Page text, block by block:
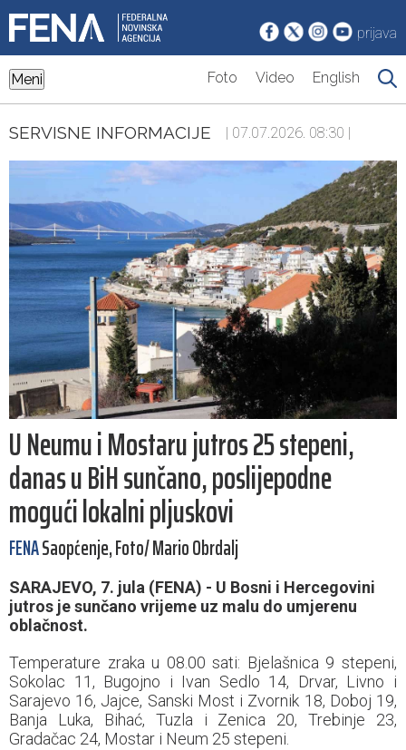
prijava
Meni Foto Video English
SERVISNE INFORMACIJE | 07.07.2026. 08:30 |
U Neumu i Mostaru jutros 25 stepeni,
danas u BiH sunčano, poslijepodne
mogući lokalni pljuskovi
FENASaopćenje, Foto/ Mario Obrdalj
SARAJEVO, 7. jula (FENA) - U Bosni i Hercegovini
jutros je sunčano vrijeme uz malu do umjerenu
oblačnost.
Temperature zraka u 08.00 sati: Bjelašnica 9 stepeni,
Sokolac 11, Bugojno i Ivan Sedlo 14, Drvar, Livno i
Sarajevo 16, Jajce, Sanski Most i Zvornik 18, Doboj 19,
Banja Luka, Bihać, Tuzla i Zenica 20, Trebinje 23,
Gradačac 24, Mostar i Neum 25 stepeni.